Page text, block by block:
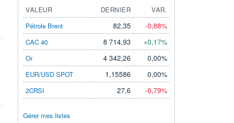
VALEUR DERNIER
VAR.
Pétrole Brent
82,35 -0,88%
CAC 40 8 714,93 +0,17%
Or 4 342,26 0,00%
EUR/USD SPOT 1,15586 0,00%
2CRSI 27,6 -0,79%
Gérer mes listes